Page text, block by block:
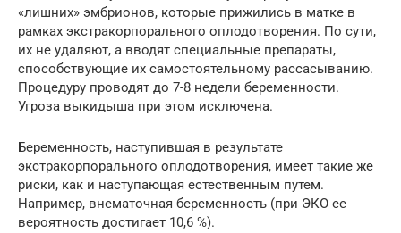
«лишних» эмбрионов, которые прижились в матке в
рамках экстракорпорального оплодотворения. По сути,
их не удаляют, а вводят специальные препараты,
способствующие их самостоятельному рассасыванию.
Процедуру проводят до 7-8 недели беременности.
Угроза выкидыша при этом исключена.
Беременность, наступившая в результате
экстракорпорального оплодотворения, имеет такие же
риски, как и наступающая естественным путем.
Например, внематочная беременность (при ЭКО ее
вероятность достигает 10,6 %).